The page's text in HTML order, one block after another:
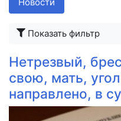
Показать фильтр
Нетрезвый,
свою, мать,
направлено, в